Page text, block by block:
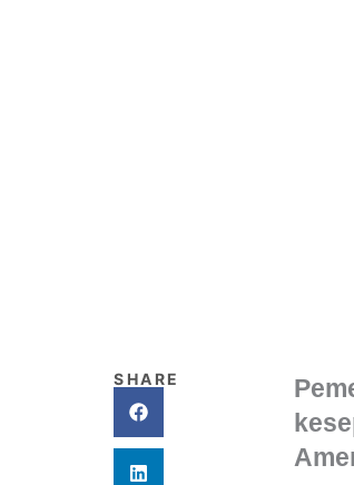
SHARE